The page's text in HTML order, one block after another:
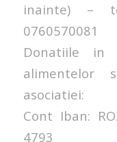
inainte) –
0760570081
Donatiile in
asociatiei:
Cont Iban:
4793